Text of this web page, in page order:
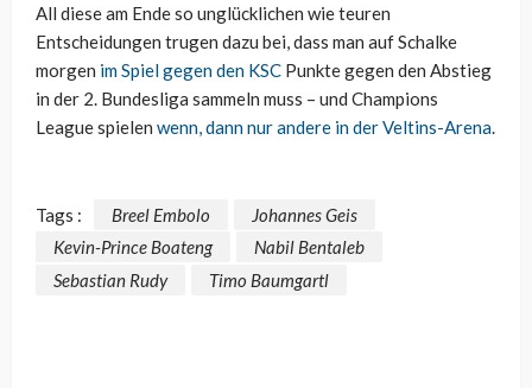
All diese am Ende so unglücklichen wie teuren
Entscheidungen trugen dazu bei, dass man auf Schalke
morgen im Spiel gegen den KSC Punkte gegen den Abstieg
in der 2. Bundesliga sammeln muss – und Champions
League spielen wenn, dann nur andere in der Veltins-Arena.
Tags : Breel Embolo
Johannes Geis
Kevin-Prince Boateng
Nabil Bentaleb
Sebastian Rudy
Timo Baumgartl